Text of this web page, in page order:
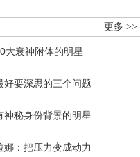
更多 >>
大衰神附体的明星
好要深思的三个问题
神秘身份背景的明星
娜：把压力变成动力